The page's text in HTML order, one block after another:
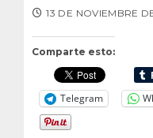
Comparte esto:
Telegram
13 DE NOVIEMBRE